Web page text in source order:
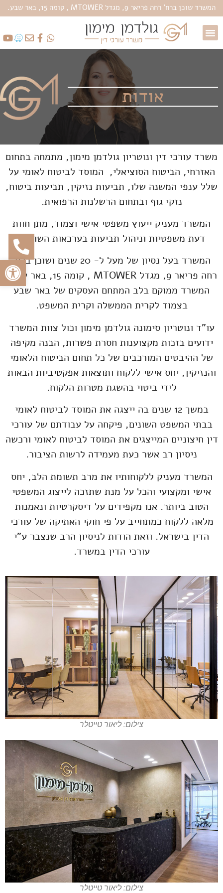
המשרד שוכן ברח' רחה פריאר 9, מגדל MTOWER , קומה 15, באר שבע.
אודות
משרד עורכי דין ונוטריון גולדמן מימון, מתמחה בתחום
האזרחי, הביטוח הסוציאלי, המוסד לביטוח לאומי על
שלל ענפי המשנה שלו, תביעות נזיקין, תביעות ביטוח,
נזקי גוף ובתחום הרשלנות הרפואית.
המשרד מעניק ייעוץ משפטי אישי וצמוד, מתן חוות
דעת משפטיות וניהול תביעות בערכאות השונות.
המשרד בעל נסיון של מעל ל- 20 שנים ושוכן ברח'
רחה פריאר 9, מגדל MTOWER , קומה 15, באר שבע.
המשרד ממוקם בלב המתחם העסקים של באר שבע
בצמוד לקרית הממשלה וקרית המשפט.
עו"ד ונוטריון סימונה גולדמן מימון וכול צוות המשרד
ידועים בזכות מקצוענות חסרת פשרות, הבנה מקיפה
של ההיבטים המורכבים של כל תחום הביטוח הלאומי
והנזיקין, יחס אישי ללקוח ותוצאות אפקטיביות הבאות
לידי ביטוי בהשגת מטרות הלקוח.
במשך 12 שנים בה ייצגה את המוסד לביטוח לאומי
בבתי המשפט השונים, פיקחה על עבודתם של עורכי
דין חיצוניים המייצגים את המוסד לביטוח לאומי ורכשה
ניסיון רב אשר כעת מעמידה לרשות הציבור.
המשרד מעניק ללקוחותיו את מרב תשומת הלב, יחס
אישי ומקצועי והכל על מנת שתזכה לייצוג המשפטי
הטוב ביותר. אנו מקפידים על דיסקרטיות ונאמנות
מלאה ללקוח כמתחייב על פי חוקי האתיקה של עורכי
הדין בישראל. וזאת הודות לניסיון הרב שנצבר ע"י
עורכי הדין במשרד.
צילום: ליאור טייטלר
צילום: ליאור טייטלר